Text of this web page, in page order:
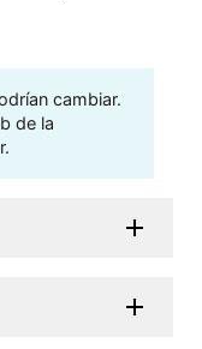
cambiar.
de la